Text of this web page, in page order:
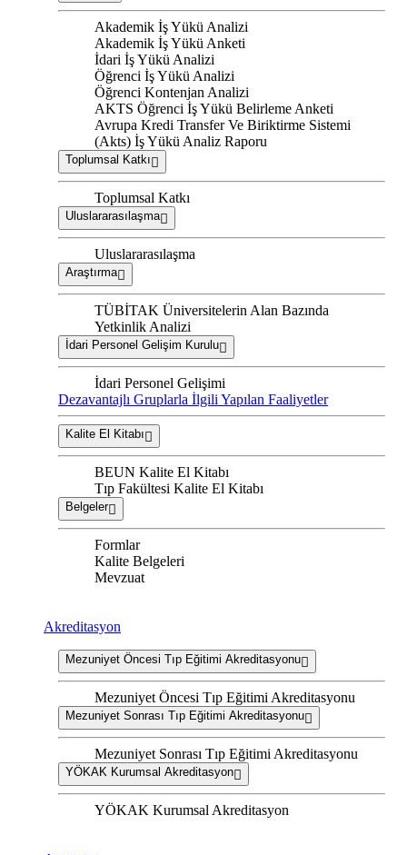
Akademik İş Yükü Analizi
Akademik İş Yükü Anketi
İdari İş Yükü Analizi
Öğrenci İş Yükü Analizi
Öğrenci Kontenjan Analizi
AKTS Öğrenci İş Yükü Belirleme Anketi
Avrupa Kredi Transfer Ve Biriktirme Sistemi
(Akts) İş Yükü Analiz Raporu
Toplumsal Katkı
Toplumsal Katkı
Uluslararasılaşma
Uluslararasılaşma
Araştırma
TÜBİTAK Üniversitelerin Alan Bazında
Yetkinlik Analizi
İdari Personel Gelişim Kurulu
İdari Personel Gelişimi
Dezavantajlı Gruplarla İlgili Yapılan Faaliyetler
Kalite El Kitabı
BEUN Kalite El Kitabı
Tıp Fakültesi Kalite El Kitabı
Belgeler
Formlar
Kalite Belgeleri
Mevzuat
Akreditasyon
Mezuniyet Öncesi Tıp Eğitimi Akreditasyonu
Mezuniyet Öncesi Tıp Eğitimi Akreditasyonu
Mezuniyet Sonrası Tıp Eğitimi Akreditasyonu
Mezuniyet Sonrası Tıp Eğitimi Akreditasyonu
YÖKAK Kurumsal Akreditasyon
YÖKAK Kurumsal Akreditasyon